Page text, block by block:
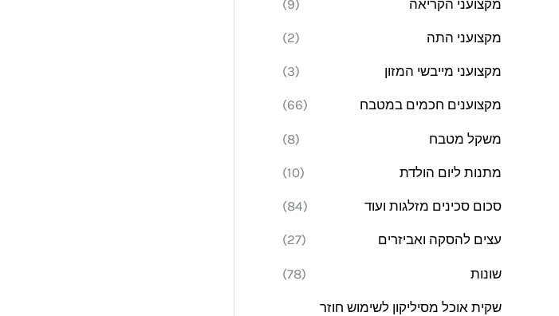
מקצועני הקריאה (9)
מקצועני התה (2)
מקצועני מייבשי המזון (3)
מקצוענים חכמים במטבח (66)
משקל מטבח (8)
מתנות ליום הולדת (10)
סכום סכינים מזלגות ועוד (84)
עצים להסקה ואביזרים (27)
שונות (78)
שקית אוכל מסיליקון לשימוש חוזר